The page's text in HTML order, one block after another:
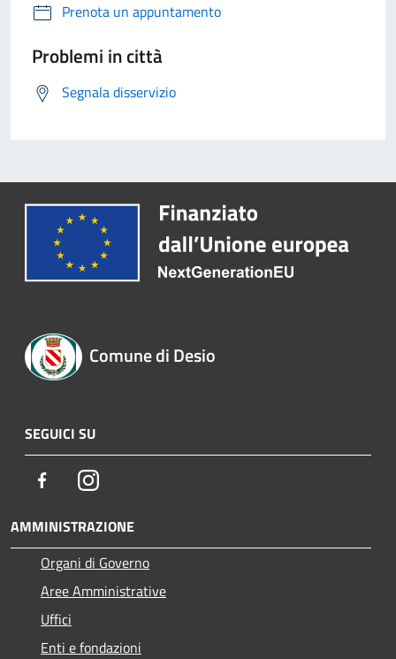
Prenota un appuntamento
Problemi in città
Segnala disservizio
Comune di Desio
SEGUICI SU
FacebookInstagram
AMMINISTRAZIONE
Organi di Governo
Aree Amministrative
Uffici
Enti e fondazioni